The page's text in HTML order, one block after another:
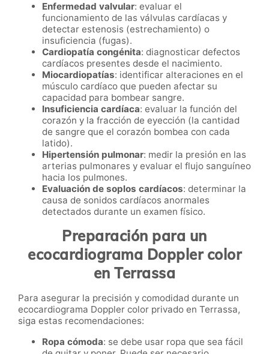
Enfermedad valvular: evaluar el
funcionamiento de las válvulas cardíacas y
detectar estenosis (estrechamiento) o
insuficiencia (fugas).
Cardiopatía congénita: diagnosticar defectos
cardíacos presentes desde el nacimiento.
Miocardiopatías: identificar alteraciones en el
músculo cardíaco que pueden afectar su
capacidad para bombear sangre.
Insuficiencia cardíaca: evaluar la función del
corazón y la fracción de eyección (la cantidad
de sangre que el corazón bombea con cada
latido).
Hipertensión pulmonar: medir la presión en las
arterias pulmonares y evaluar el flujo sanguíneo
hacia los pulmones.
Evaluación de soplos cardíacos: determinar la
causa de sonidos cardíacos anormales
detectados durante un examen físico.
Preparación para un
ecocardiograma Doppler color
en Terrassa
Para asegurar la precisión y comodidad durante un
ecocardiograma Doppler color privado en Terrassa,
siga estas recomendaciones:
Ropa cómoda: se debe usar ropa que sea fácil